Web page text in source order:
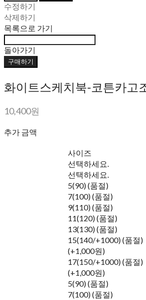
수정하기
삭제하기
목록으로 가기
돌아가기
구매하기
화이트스케치북-코튼카고
10,400원
추가 금액
사이즈
선택하세요.
선택하세요.
5(90) (품절)
7(100) (품절)
9(110) (품절)
11(120) (품절)
13(130) (품절)
15(140/+1000) (품절)
(+1,000원)
17(150/+1000) (품절)
(+1,000원)
5(90) (품절)
7(100) (품절)